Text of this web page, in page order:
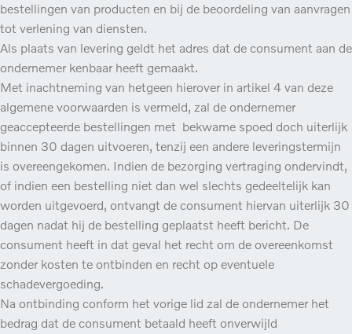
bestellingen van producten en bij de beoordeling van aanvragen
tot verlening van diensten.
Als plaats van levering geldt het adres dat de consument aan de
ondernemer kenbaar heeft gemaakt.
Met inachtneming van hetgeen hierover in artikel 4 van deze
algemene voorwaarden is vermeld, zal de ondernemer
geaccepteerde bestellingen met bekwame spoed doch uiterlijk
binnen 30 dagen uitvoeren, tenzij een andere leveringstermijn
is overeengekomen. Indien de bezorging vertraging ondervindt,
of indien een bestelling niet dan wel slechts gedeeltelijk kan
worden uitgevoerd, ontvangt de consument hiervan uiterlijk 30
dagen nadat hij de bestelling geplaatst heeft bericht. De
consument heeft in dat geval het recht om de overeenkomst
zonder kosten te ontbinden en recht op eventuele
schadevergoeding.
Na ontbinding conform het vorige lid zal de ondernemer het
bedrag dat de consument betaald heeft onverwijld